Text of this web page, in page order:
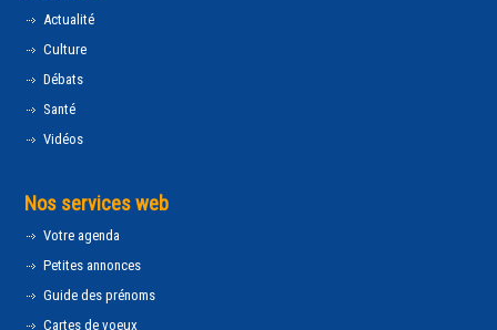
Actualité
Culture
Débats
Santé
Vidéos
Nos services web
Votre agenda
Petites annonces
Guide des prénoms
Cartes de voeux